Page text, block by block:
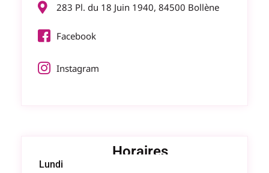
283 Pl. du 18 Juin 1940, 84500 Bollène
Facebook
Instagram
Horaires
Lundi